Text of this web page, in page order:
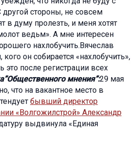
другой стороны, не совсем
в думу пролезть, и меня хотят
ведьм». А мне интересен
нахлобучить.Вячеслав
он собирается «нахлобучить»,
это после регистрации всех
мнения”:29 мая
что на вакантное место в
бывший директор
«Волгожилстрой» Александр
выдвинула «Единая